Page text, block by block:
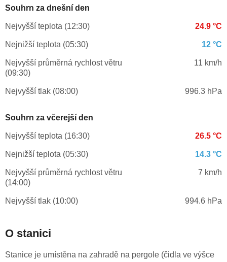
Souhrn za dnešní den
Nejvyšší teplota (12:30) 24.9 °C
Nejnižší teplota (05:30) 12 °C
Nejvyšší průměrná rychlost větru
(09:30)
11 km/h
Nejvyšší tlak (08:00) 996.3 hPa
Souhrn za včerejší den
Nejvyšší teplota (16:30) 26.5 °C
Nejnižší teplota (05:30) 14.3 °C
Nejvyšší průměrná rychlost větru
(14:00)
7 km/h
Nejvyšší tlak (10:00) 994.6 hPa
O stanici
Stanice je umístěna na zahradě na pergole (čidla ve výšce